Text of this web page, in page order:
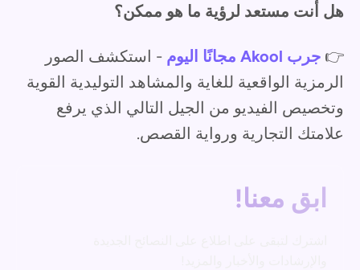
هل أنت مستعد لرؤية ما هو ممكن؟
👉 جرب Akool مجانًا اليوم
- استكشف الصور
الرمزية الواقعية للغاية والمشاهد التوليدية القوية
وتخصيص الفيديو من الجيل التالي الذي يرفع
علامتك التجارية ورواية القصص.
ابق معنا!